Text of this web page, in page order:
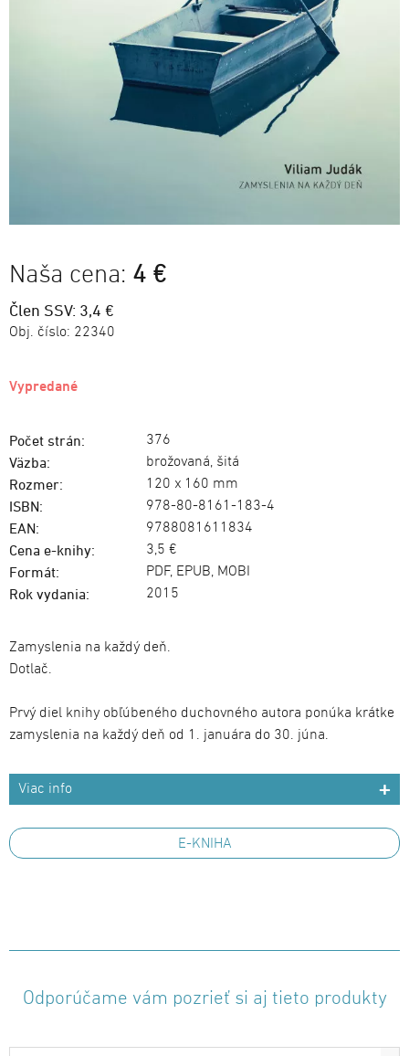
Naša cena: 4 €
Člen SSV: 3,4 €
Obj. číslo: 22340
Vypredané
Počet strán: 376
Väzba: brožovaná, šitá
Rozmer: 120 x 160 mm
ISBN: 978-80-8161-183-4
EAN: 9788081611834
Cena e-knihy: 3,5 €
Formát: PDF, EPUB, MOBI
Rok vydania: 2015
Zamyslenia na každý deň.
Dotlač.
Prvý diel knihy obľúbeného duchovného autora ponúka krátke
zamyslenia na každý deň od 1. januára do 30. júna.
Viac info
E-KNIHA
Odporúčame vám pozrieť si aj tieto produkty